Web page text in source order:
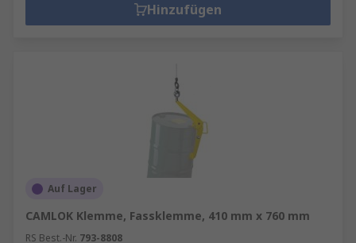
Hinzufügen
Auf Lager
CAMLOK Klemme, Fassklemme, 410 mm x 760 mm
RS Best.-Nr. 793-8808